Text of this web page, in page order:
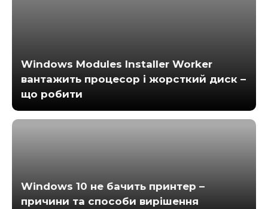
Windows Modules Installer Worker
вантажить процесор і жорсткий диск –
що робити
Windows 10 не бачить принтер –
причини та способи вирішення